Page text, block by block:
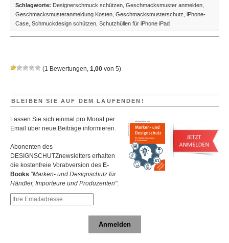
Design
des
Tages:
Swarovski-
Steinen
Schlagworte: Designerschmuck schützen Geschmacksmuster anmelden
Geschmacksmusteranmeldung Kosten Geschmacksmusterschutz iPhone-
Case Schmuckdesign schützen Schutzhüllen für iPhone iPad
(1 Bewertungen, 1,00 von 5)
BLEIBEN SIE AUF DEM LAUFENDEN!
Lassen Sie sich einmal pro Monat per
Email über neue Beiträge informieren.
Abonenten des
DESIGNSCHUTZnewsletters erhalten
die kostenfreie Vorabversion des E-
Books "Marken- und Designschutz für
Händler, Importeure und Produzenten":
Anmelden